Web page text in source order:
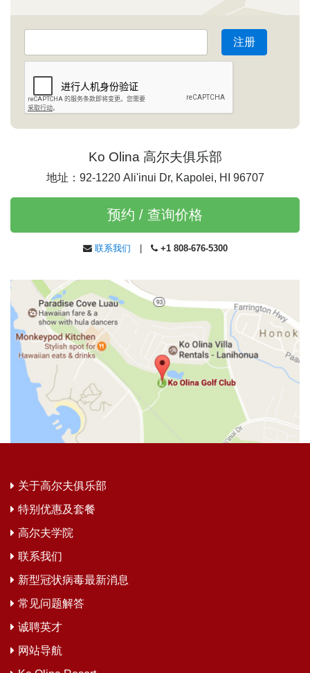
Ko Olina 高尔夫俱乐部
地址：92-1220 Ali'inui Dr, Kapolei, HI 96707
预约 / 查询价格
联系我们 +1 808-676-5300
关于高尔夫俱乐部
特别优惠及套餐
高尔夫学院
联系我们
新型冠状病毒最新消息
常见问题解答
诚聘英才
网站导航